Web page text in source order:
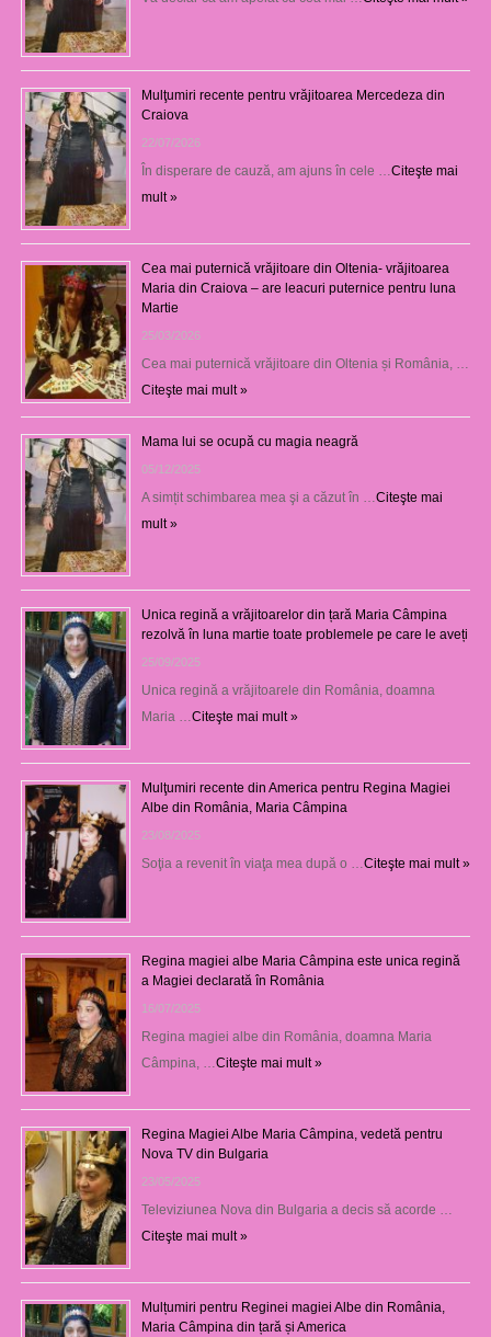
Mulţumiri recente pentru vrăjitoarea Mercedeza din
Craiova
22/07/2026
În disperare de cauză, am ajuns în cele …Citeşte mai
mult »
Cea mai puternică vrăjitoare din Oltenia- vrăjitoarea
Maria din Craiova – are leacuri puternice pentru luna
Martie
25/03/2026
Cea mai puternică vrăjitoare din Oltenia și România, …
Citeşte mai mult »
Mama lui se ocupă cu magia neagră
05/12/2025
A simțit schimbarea mea şi a căzut în …Citeşte mai
mult »
Unica regină a vrăjitoarelor din țară Maria Câmpina
rezolvă în luna martie toate problemele pe care le aveți
25/09/2025
Unica regină a vrăjitoarele din România, doamna
Maria …Citeşte mai mult »
Mulţumiri recente din America pentru Regina Magiei
Albe din România, Maria Câmpina
23/08/2025
Soţia a revenit în viaţa mea după o …Citeşte mai mult »
Regina magiei albe Maria Câmpina este unica regină
a Magiei declarată în România
16/07/2025
Regina magiei albe din România, doamna Maria
Câmpina, …Citeşte mai mult »
Regina Magiei Albe Maria Câmpina, vedetă pentru
Nova TV din Bulgaria
23/05/2025
Televiziunea Nova din Bulgaria a decis să acorde …
Citeşte mai mult »
Mulțumiri pentru Reginei magiei Albe din România,
Maria Câmpina din țară și America